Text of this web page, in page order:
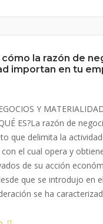
la razón de
importan en tu
Y
ES?La razón de
que delimita la
el cual opera y
de su acción
que se introdujo en
se ha